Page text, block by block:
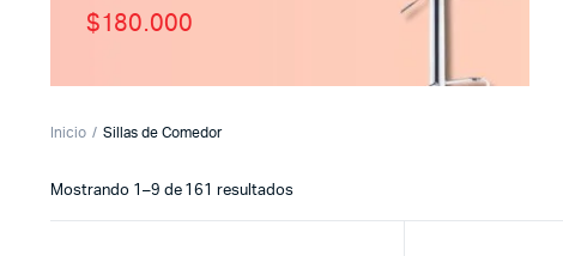
$180.000
Inicio Sillas de Comedor
Mostrando 1–9 de 161 resultadosSorted